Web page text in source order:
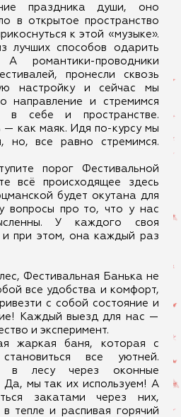
праздника души, оно
в открытое пространство
к этой «музыке».
способов одарить
романтики-проводники
пронесли сквозь
настройку и сейчас мы
направление и стремимся
в себе и пространстве.
— как маяк. Идя по-курсу мы
но, все равно стремимся.
порог Фестивальной
всё происходящее здесь
будет окутана для
вопросы про то, что у нас
У каждого своя
и при этом, она каждый раз
Фестивальная Банька не
все удобства и комфорт,
с собой состояние и
Каждый выезд для нас —
и эксперимент.
жаркая баня, которая с
все уютней.
в лесу через оконные
Да, мы так их используем! А
закатами через них,
тепле и распивая горячий